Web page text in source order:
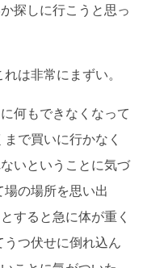
探しに行こうと思っ
は非常にまずい。
何もできなくなって
で買いに行かなく
いということに気づ
の場所を思い出
すると急に体が重く
つ伏せに倒れ込ん